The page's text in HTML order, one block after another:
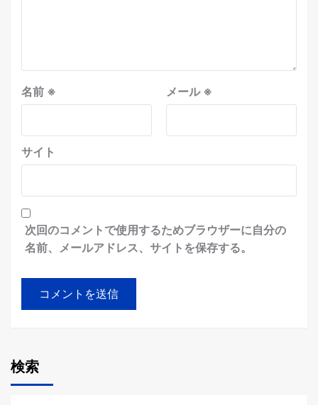
名前 ※ メール※
サイト
次回のコメントで使用するためブラウザーに自分の
名前、メールアドレス、サイトを保存する。
検索